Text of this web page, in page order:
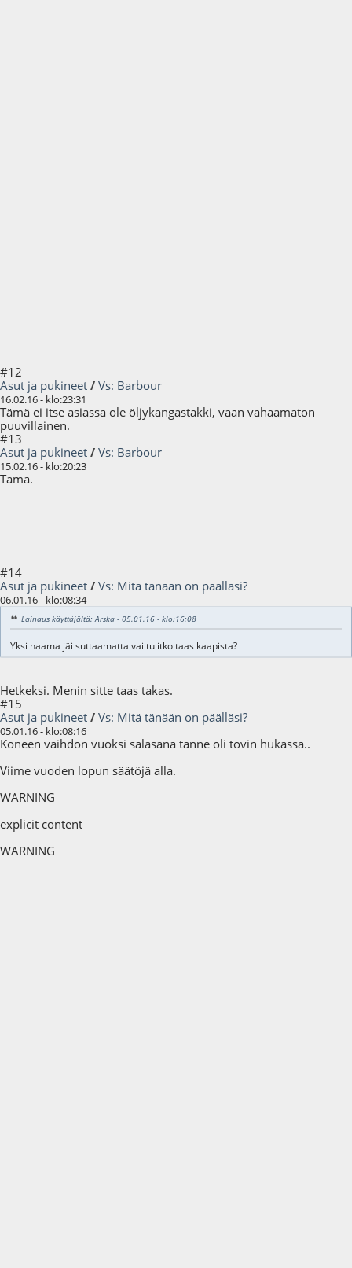
#12
Asut ja pukineet / Vs: Barbour
16.02.16 - klo:23:31
Tämä ei itse asiassa ole öljykangastakki, vaan vahaamaton
puuvillainen.
#13
Asut ja pukineet / Vs: Barbour
15.02.16 - klo:20:23
Tämä.
#14
Asut ja pukineet / Vs: Mitä tänään on päälläsi?
06.01.16 - klo:08:34
Lainaus käyttäjältä: Arska - 05.01.16 - klo:16:08
Yksi naama jäi suttaamatta vai tulitko taas kaapista?
Hetkeksi. Menin sitte taas takas.
#15
Asut ja pukineet / Vs: Mitä tänään on päälläsi?
05.01.16 - klo:08:16
Koneen vaihdon vuoksi salasana tänne oli tovin hukassa..
Viime vuoden lopun säätöjä alla.
WARNING
explicit content
WARNING